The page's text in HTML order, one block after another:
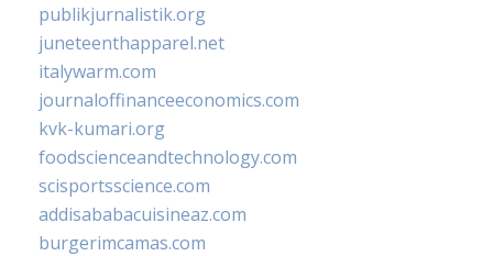
publikjurnalistik.org
juneteenthapparel.net
italywarm.com
journaloffinanceeconomics.com
kvk-kumari.org
foodscienceandtechnology.com
scisportsscience.com
addisababacuisineaz.com
burgerimcamas.com